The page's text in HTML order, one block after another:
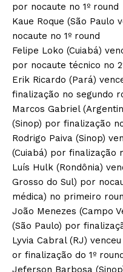
por nocaute no 1º round
Kaue Roque (São Paulo
nocaute no 1º round
Felipe Loko (Cuiabá)
por nocaute técnico no
Erik Ricardo (Pará)
finalização no segundo
Marcos Gabriel
(Sinop) por finalização
Rodrigo Paiva (Sinop)
(Cuiabá) por finalização
Luís Hulk (Rondônia)
Grosso do Sul) por
médica) no primeiro
João Menezes (Campo
(São Paulo) por
Lyvia Cabral (RJ)
or finalização do 1º
Jeferson Barbosa